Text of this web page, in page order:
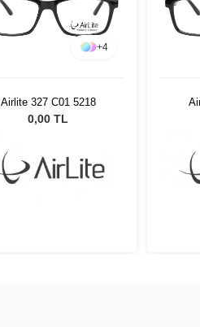
+4
Airlite 327 C01 5218
0,00 TL